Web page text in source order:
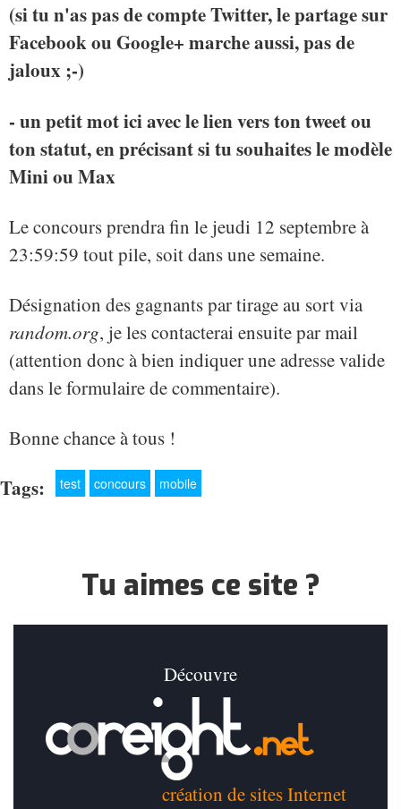
(si tu n'as pas de compte Twitter, le partage sur
Facebook ou Google+ marche aussi, pas de
jaloux ;-)
- un petit mot ici avec le lien vers ton tweet ou
ton statut, en précisant si tu souhaites le modèle
Mini ou Max
Le concours prendra fin le jeudi 12 septembre à
23:59:59 tout pile, soit dans une semaine.
Désignation des gagnants par tirage au sort via
random.org, je les contacterai ensuite par mail
(attention donc à bien indiquer une adresse valide
dans le formulaire de commentaire).
Bonne chance à tous !
Tags: test concours mobile
Tu aimes ce site ?
Découvre
création de sites Internet